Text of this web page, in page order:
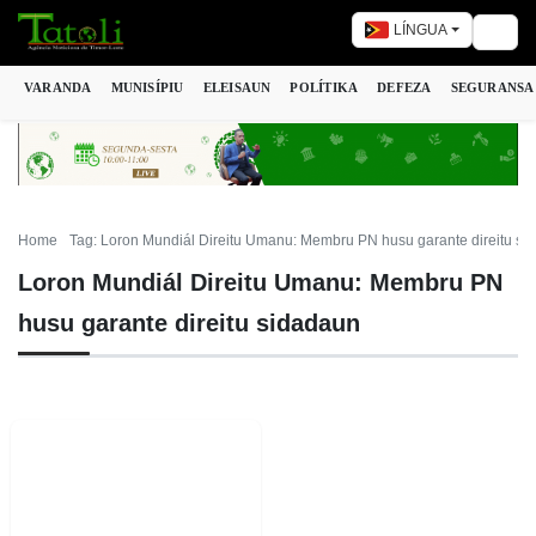
LÍNGUA
VARANDA MUNISÍPIU ELEISAUN POLÍTIKA DEFEZA SEGURANSA
Home Tag: Loron Mundiál Direitu Umanu: Membru PN husu garante direitu
Loron Mundiál Direitu Umanu: Membru PN
husu garante direitu sidadaun